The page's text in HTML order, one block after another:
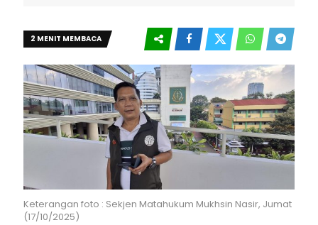
2 MENIT MEMBACA
Keterangan foto : Sekjen Matahukum Mukhsin Nasir, Jumat
(17/10/2025)